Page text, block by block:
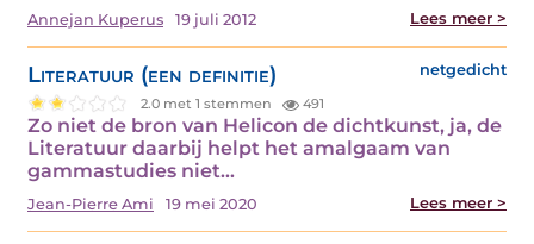
Annejan Kuperus 19 juli 2012 Lees meer >
Literatuur (een definitie) netgedicht
2.0 met 1 stemmen 491
Zo niet de bron van Helicon de dichtkunst, ja, de
Literatuur daarbij helpt het amalgaam van
gammastudies niet…
Jean-Pierre Ami 19 mei 2020 Lees meer >